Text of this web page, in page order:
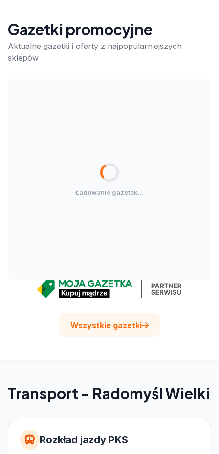
Gazetki promocyjne
Aktualne gazetki i oferty z najpopularniejszych
sklepów
Ładowanie gazetek...
Wszystkie gazetki
Transport - Radomyśl Wielki
Rozkład jazdy PKS